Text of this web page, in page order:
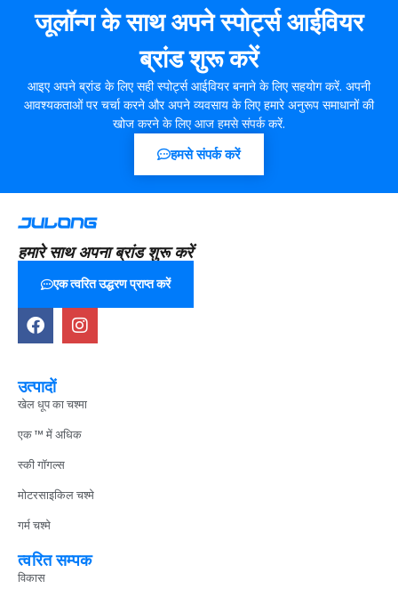
जूलॉन्ग के साथ अपने स्पोर्ट्स आईवियर
ब्रांड शुरू करें
आइए अपने ब्रांड के लिए सही स्पोर्ट्स आईवियर बनाने के लिए सहयोग करें. अपनी
आवश्यकताओं पर चर्चा करने और अपने व्यवसाय के लिए हमारे अनुरूप समाधानों की
खोज करने के लिए आज हमसे संपर्क करें.
हमसे संपर्क करें
हमारे साथ अपना ब्रांड शुरू करें
एक त्वरित उद्धरण प्राप्त करें
उत्पादों
खेल धूप का चश्मा
एक ™ में अधिक
स्की गॉगल्स
मोटरसाइकिल चश्मे
गर्म चश्मे
त्वरित सम्पक
विकास